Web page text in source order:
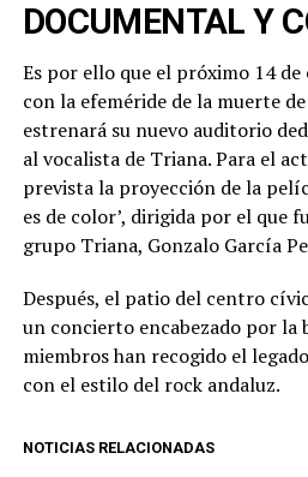
DOCUMENTAL Y
Es por ello que el próximo 14
con la efeméride de la muerte de
estrenará su nuevo auditorio
al vocalista de Triana. Para el
prevista la proyección de la
es de color’, dirigida por el que
grupo Triana, Gonzalo García
Después, el patio del centro
un concierto encabezado por la
miembros han recogido el
con el estilo del rock andaluz.
NOTICIAS RELACIONADAS